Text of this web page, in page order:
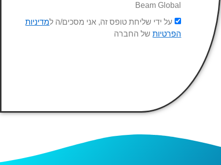
Beam Global
על ידי שליחת טופס זה, אני מסכים/ה למדיניות
הפרטיותשל החברה